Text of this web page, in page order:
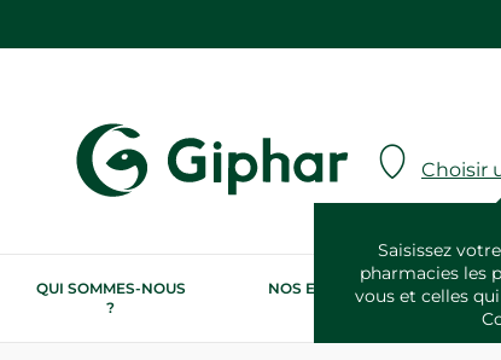
Choisir
Saisissez
pharmacies les
vous et celles
QUI SOMMES-NOUS
?
NOS ENGAGEMENTS
RSE